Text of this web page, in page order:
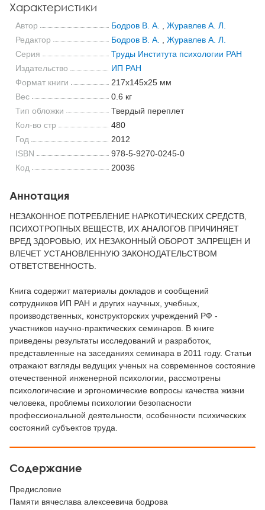
Характеристики
Автор Бодров В. А.
Журавлев А. Л.
Редактор
Бодров В. А.
Журавлев А. Л.
Серия
Труды Института психологии РАН
Издательство
ИП РАН
Формат книги
217x145x25 мм
Вес
0.6 кг
Тип обложки
Твердый переплет
Кол-во стр
480
Год
2012
ISBN
978-5-9270-0245-0
Код
20036
Аннотация
НЕЗАКОННОЕ ПОТРЕБЛЕНИЕ НАРКОТИЧЕСКИХ СРЕДСТВ,
ПСИХОТРОПНЫХ ВЕЩЕСТВ, ИХ АНАЛОГОВ ПРИЧИНЯЕТ
ВРЕД ЗДОРОВЬЮ, ИХ НЕЗАКОННЫЙ ОБОРОТ ЗАПРЕЩЕН И
ВЛЕЧЕТ УСТАНОВЛЕННУЮ ЗАКОНОДАТЕЛЬСТВОМ
ОТВЕТСТВЕННОСТЬ.
Книга содержит материалы докладов и сообщений
сотрудников ИП РАН и других научных, учебных,
производственных, конструкторских учреждений РФ -
участников научно-практических семинаров. В книге
приведены результаты исследований и разработок,
представленные на заседаниях семинара в 2011 году. Статьи
отражают взгляды ведущих ученых на современное состояние
отечественной инженерной психологии, рассмотрены
психологические и эргономические вопросы качества жизни
человека, проблемы психологии безопасности
профессиональной деятельности, особенности психических
состояний субъектов труда.
Содержание
Предисловие
Памяти вячеслава алексеевича бодрова